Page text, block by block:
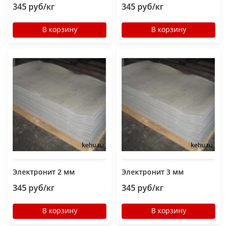
345 руб/кг
В корзину
345 руб/кг
В корзину
Электронит 2 мм
345 руб/кг
В корзину
Электронит 3 мм
345 руб/кг
В корзину